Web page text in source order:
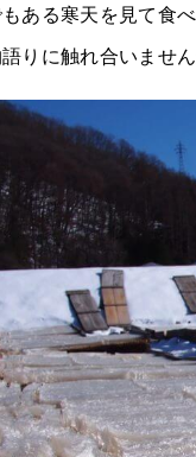
ある寒天を見て食べ
りに触れ合いません